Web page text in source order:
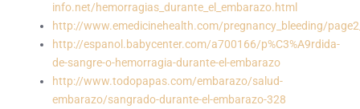
info.net/hemorragias_durante_el_embarazo.html
http://www.emedicinehealth.com/pregnancy_bleeding/
http://espanol.babycenter.com/a700166/p%C3%A9rdida-
de-sangre-o-hemorragia-durante-el-embarazo
http://www.todopapas.com/embarazo/salud-
embarazo/sangrado-durante-el-embarazo-328